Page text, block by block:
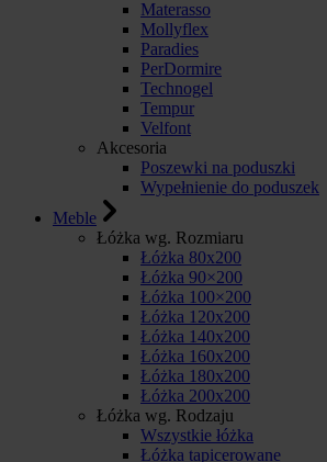
Materasso
Mollyflex
Paradies
PerDormire
Technogel
Tempur
Velfont
Akcesoria
Poszewki na poduszki
Wypełnienie do poduszek
Meble
Łóżka wg. Rozmiaru
Łóżka 80x200
Łóżka 90×200
Łóżka 100×200
Łóżka 120x200
Łóżka 140x200
Łóżka 160x200
Łóżka 180x200
Łóżka 200x200
Łóżka wg. Rodzaju
Wszystkie łóżka
Łóżka tapicerowane